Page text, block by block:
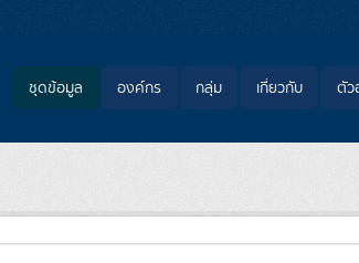
ชุดข้อมูล องค์กร กลุ่ม เกี่ยวกับ ตัว